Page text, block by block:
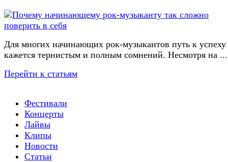
Для многих начинающих рок-музыкантов путь к успеху
кажется тернистым и полным сомнений. Несмотря на ...
Перейти к статьям
Фестивали
Концерты
Лайвы
Клипы
Новости
Статьи